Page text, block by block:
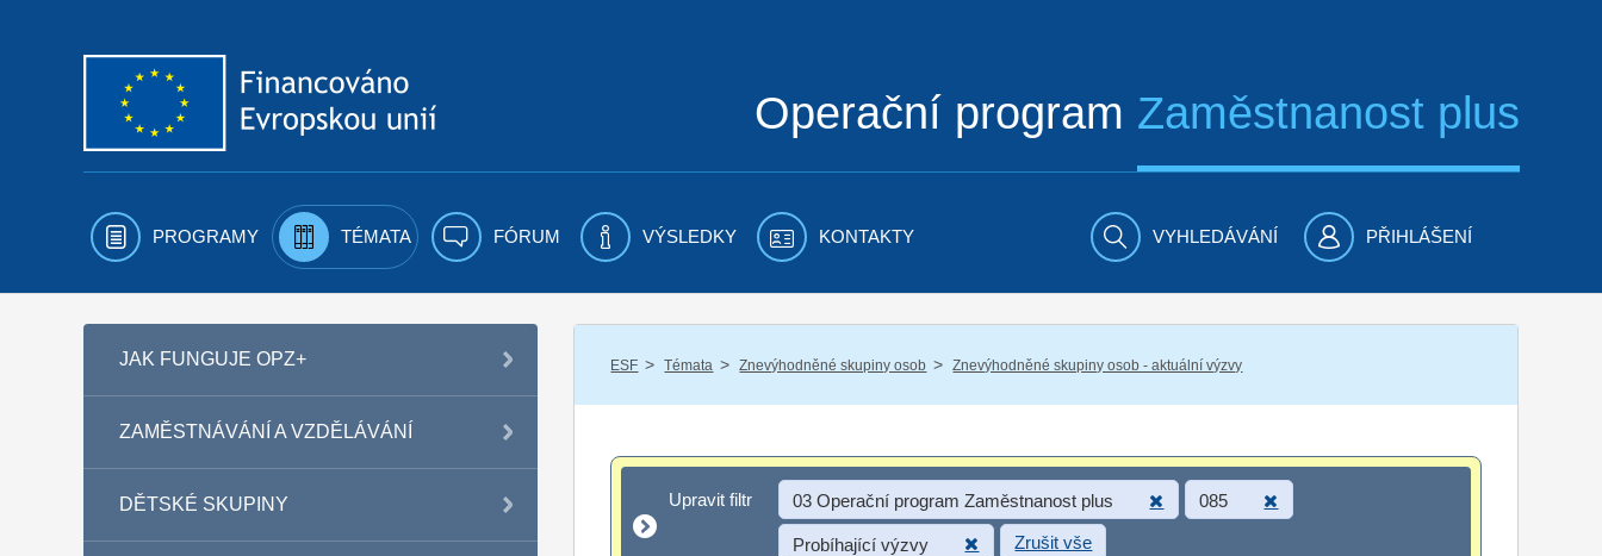
Operační program Zaměstnanost plus
PROGRAMY TÉMATA FÓRUM VÝSLEDKY KONTAKTY VYHLEDÁVÁNÍ PŘIHLÁŠENÍ
JAK FUNGUJE OPZ+
ZAMĚSTNÁVÁNÍ A VZDĚLÁVÁNÍ
DĚTSKÉ SKUPINY
ESF / Témata / Znevýhodněné skupiny osob / Znevýhodněné skupiny osob - aktuální výzvy
Upravit filtr
Upravit filtr 03 Operační program Zaměstnanost plus 085
Probíhající výzvy Zrušit vše